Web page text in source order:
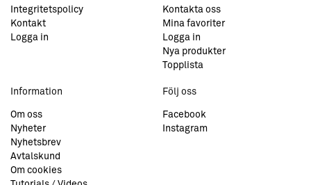
Integritetspolicy
Kontakt
Logga in
Kontakta oss
Mina favoriter
Logga in
Nya produkter
Topplista
Information
Om oss
Nyheter
Nyhetsbrev
Avtalskund
Om cookies
Följ oss
Facebook
Instagram